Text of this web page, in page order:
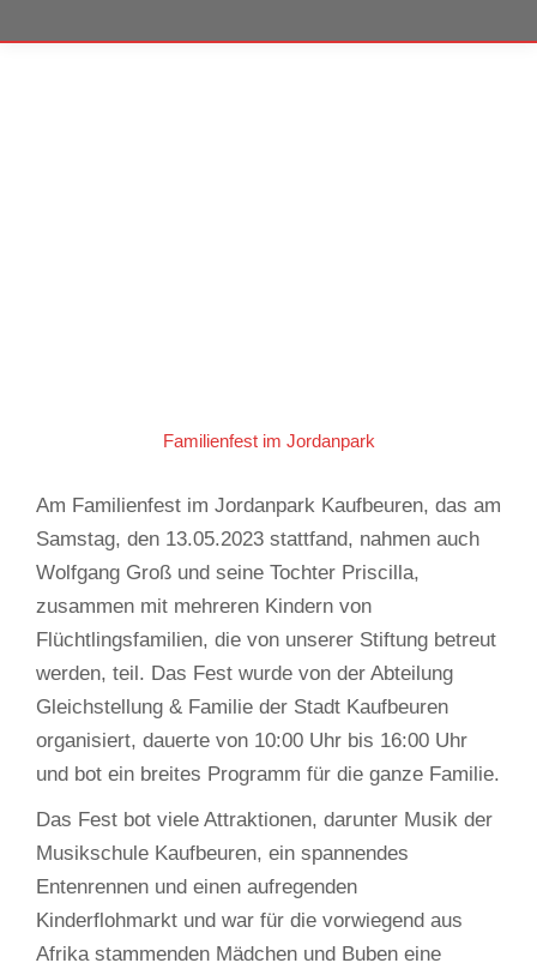
Familienfest im Jordanpark
Am Familienfest im Jordanpark Kaufbeuren, das am
Samstag, den 13.05.2023 stattfand, nahmen auch
Wolfgang Groß und seine Tochter Priscilla,
zusammen mit mehreren Kindern von
Flüchtlingsfamilien, die von unserer Stiftung betreut
werden, teil. Das Fest wurde von der Abteilung
Gleichstellung & Familie der Stadt Kaufbeuren
organisiert, dauerte von 10:00 Uhr bis 16:00 Uhr
und bot ein breites Programm für die ganze Familie.
Das Fest bot viele Attraktionen, darunter Musik der
Musikschule Kaufbeuren, ein spannendes
Entenrennen und einen aufregenden
Kinderflohmarkt und war für die vorwiegend aus
Afrika stammenden Mädchen und Buben eine